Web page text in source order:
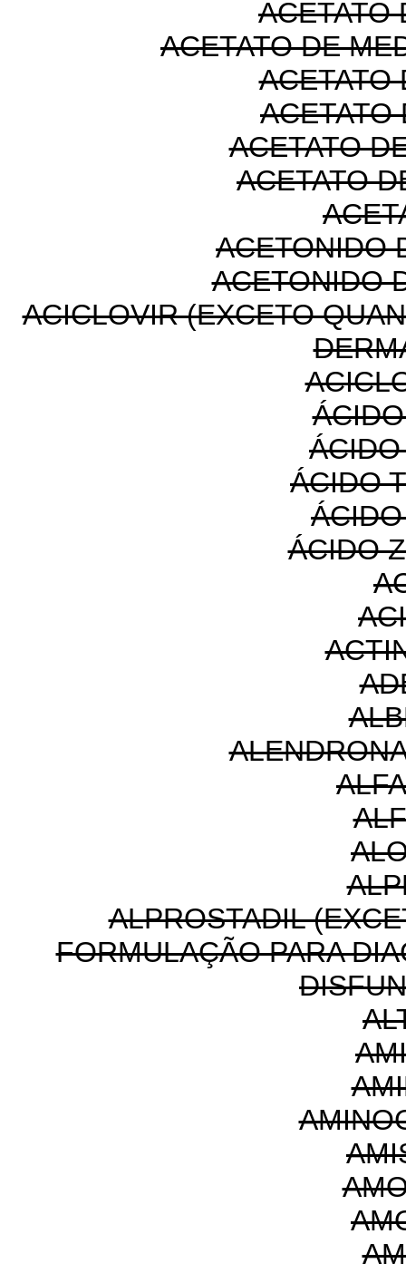
ACETATO
ACETATO DE
ACETATO
ACETATO
ACETATO
ACETATO
ACETONIDO
ACETONIDO
ACICLOVIR (EXCETO
ÁCIDO
ÁCIDO
ALPROSTADIL
FORMULAÇÃO PARA